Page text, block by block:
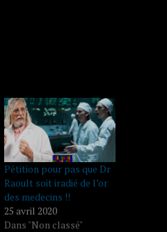
Pétition pour pas que Dr
Raoult soit iradié de l’or
des medecins !!
25 avril 2020
Dans "Non classé"